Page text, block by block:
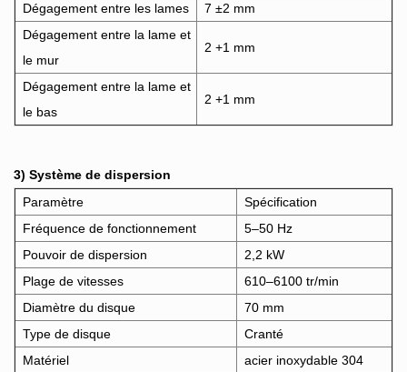
Dégagement entre les lames
7 ±2 mm
Dégagement entre la lame et
le mur
2 +1 mm
Dégagement entre la lame et
le bas
2 +1 mm
3) Système de dispersion
Paramètre
Spécification
Fréquence de fonctionnement
5–50 Hz
Pouvoir de dispersion
2,2 kW
Plage de vitesses
610–6100 tr/min
Diamètre du disque
70 mm
Type de disque
Cranté
Matériel
acier inoxydable 304